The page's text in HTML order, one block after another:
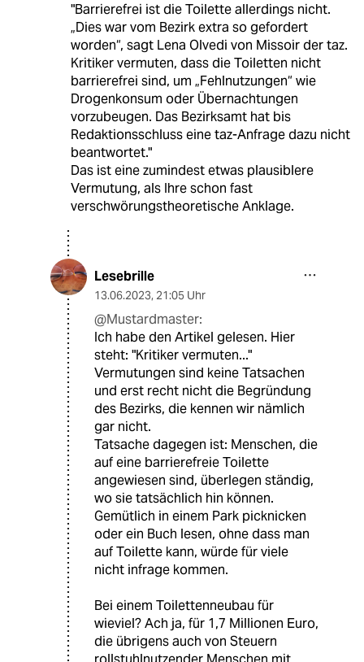
"Barrierefrei ist die Toilette allerdings nicht.
„Dies war vom Bezirk extra so gefordert
worden“, sagt Lena Olvedi von Missoir der taz.
Kritiker vermuten, dass die Toiletten nicht
barrierefrei sind, um „Fehlnutzungen“ wie
Drogenkonsum oder Übernachtungen
vorzubeugen. Das Bezirksamt hat bis
Redaktionsschluss eine taz-Anfrage dazu nicht
beantwortet."
Das ist eine zumindest etwas plausiblere
Vermutung, als Ihre schon fast
verschwörungstheoretische Anklage.
Lesebrille
13.06.2023, 21:05 Uhr
@Mustardmaster:
Ich habe den Artikel gelesen. Hier
steht: "Kritiker vermuten..."
Vermutungen sind keine Tatsachen
und erst recht nicht die Begründung
des Bezirks, die kennen wir nämlich
gar nicht.
Tatsache dagegen ist: Menschen, die
auf eine barrierefreie Toilette
angewiesen sind, überlegen ständig,
wo sie tatsächlich hin können.
Gemütlich in einem Park picknicken
oder ein Buch lesen, ohne dass man
auf Toilette kann, würde für viele
nicht infrage kommen.
Bei einem Toilettenneubau für
wieviel? Ach ja, für 1,7 Millionen Euro,
die übrigens auch von Steuern